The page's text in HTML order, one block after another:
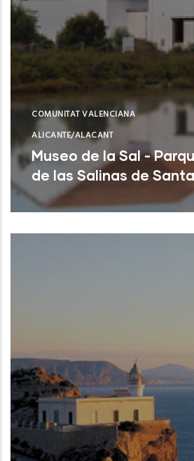
COMUNITAT VALENCIANA
ALICANTE/ALACANT
Museo de la Sal -
de las Salinas de
Santa Pola (Alicante)